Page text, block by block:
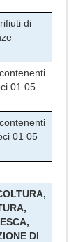
di
01 05
01 05
DI